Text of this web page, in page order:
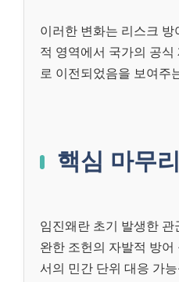
이러한 변화는 리스크
적 영역에서 국가의 공
로 이전되었음을 보여주
핵심 마무리
임진왜란 초기 발생한 관
완한 조헌의 자발적 방어
서의 민간 단위 대응 가